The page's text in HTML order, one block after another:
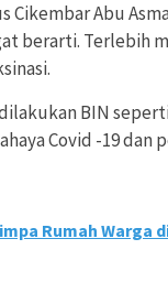
Cikembar Abu
berarti. Terlebih
BIN
Covid -19 dan
Rumah Warga